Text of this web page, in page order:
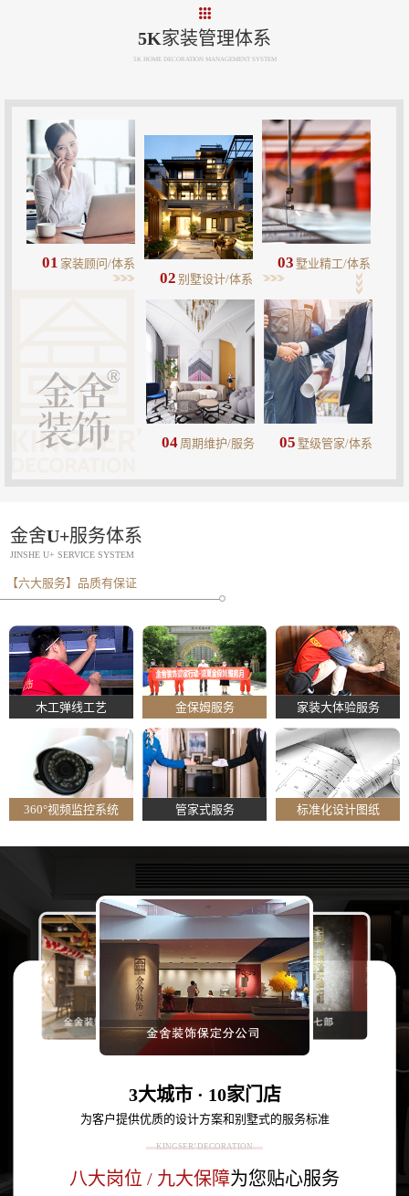
5K家装管理体系
5K HOME DECORATION MANAGEMENT SYSTEM
01 家装顾问/体系
02 别墅设计/体系
03 墅业精工/体系
04 周期维护/服务 05 墅级管家/体系
金舍U+服务体系
JINSHE U+ SERVICE SYSTEM
【六大服务】品质有保证
木工弹线工艺 金保姆服务 家装大体验服务
360°视频监控系统 管家式服务 标准化设计图纸
3大城市 · 10家门店
为客户提供优质的设计方案和别墅式的服务标准
KINGSER’ DECORATION
八大岗位 / 九大保障为您贴心服务